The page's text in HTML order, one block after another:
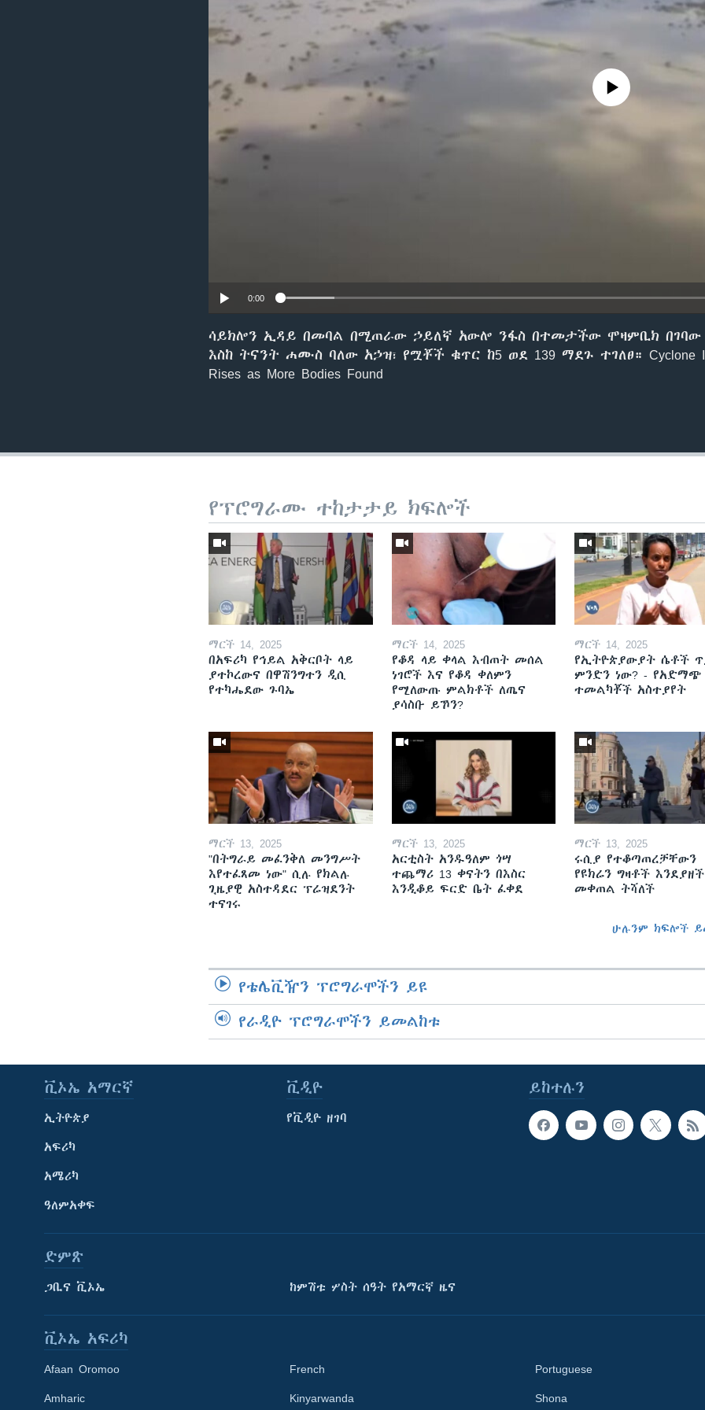
No media source currently
0:00
ሳይክሎን ኢዳይ በመባል በሚጠራው ኃይለኛ አውሎ ንፋስ በተመታችው ሞዛምቢክ በገባው
እስከ ትናንት ሐሙስ ባለው አኃዝ፣ የሟቾች ቁጥር ከ5 ወደ 139 ማደጉ ተገለፀ። Cyclone
Rises as More Bodies Found
የፕሮግራሙ ተከታታይ ክፍሎች
ማርች 14, 2025
በአፍሪካ የኅይል አቅርቦት ላይ
ያተኮረውና በዋሽንግተን ዲሲ
የተካሔደው ጉባኤ
ማርች 14, 2025
የቆዳ ላይ ቀላል እብጠት መሰል
ነገሮች እና የቆዳ ቀለምን
የሚለውጡ ምልክቶች ለጤና
ያሳስቡ ይኾን?
ማርች 14, 2025
የኢትዮጵያውያት ሴቶች
ምንድን ነው? - የአድማጭ
ተመልካቾች አስተያየት
ማርች 13, 2025
"በትግራይ መፈንቅለ መንግሥት
እየተፈጸመ ነው" ሲሉ የክልሉ
ጊዜያዊ አስተዳደር ፕሬዝደንት
ተናገሩ
ማርች 13, 2025
አርቲስት አንዱዓለም ጎሣ
ተጨማሪ 13 ቀናትን በእስር
እንዲቆይ ፍርድ ቤት ፈቀደ
ማርች 13, 2025
ሩሲያ የተቆጣጠረቻቸውን
የዩክሬን ግዛቶች እንደያዘች
መቀጠል ትሻለች
ሁሉንም ክፍሎች
የቴሌቪዥን ፕሮግራሞችን ይዩ
የራዲዮ ፕሮግራሞችን ይመልከቱ
ይከተሉን
ቪኦኤ አማርኛ
ኢትዮጵያ
አፍሪካ
አሜሪካ
ዓለምአቀፍ
ቪዲዮ
የቪዲዮ ዘገባ
ድምጽ
ጋቢና ቪኦኤ ከምሽቱ ሦስት ሰዓት የአማርኛ ዜና
ቪኦኤ አፍሪካ
Afaan Oromoo
Amharic
French
Kinyarwanda
Portuguese
Shona